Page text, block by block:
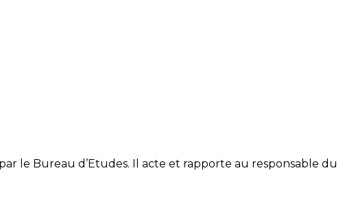
le Bureau d’Etudes. Il acte et rapporte au responsable du